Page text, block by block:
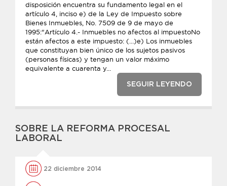
disposición encuentra su fundamento legal en el
artículo 4, inciso e) de la Ley de Impuesto sobre
Bienes Inmuebles, No. 7509 de 9 de mayo de
1995:"Artículo 4.- Inmuebles no afectos al impuestoNo
están afectos a este impuesto: (…)e) Los inmuebles
que constituyan bien único de los sujetos pasivos
(personas físicas) y tengan un valor máximo
equivalente a cuarenta y...
SEGUIR LEYENDO
SOBRE LA REFORMA PROCESAL
LABORAL
22 diciembre 2014